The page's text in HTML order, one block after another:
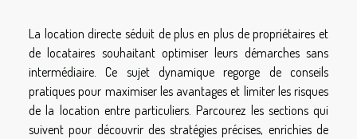
La location directe séduit de plus en plus de propriétaires et
de locataires souhaitant optimiser leurs démarches sans
intermédiaire. Ce sujet dynamique regorge de conseils
pratiques pour maximiser les avantages et limiter les risques
de la location entre particuliers. Parcourez les sections qui
suivent pour découvrir des stratégies précises, enrichies de